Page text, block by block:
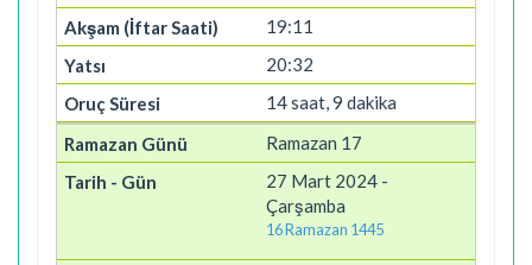
19:11
20:32
14 saat, 9 dakika
Ramazan 17
27 Mart 2024 -
Çarşamba
16 Ramazan 1445